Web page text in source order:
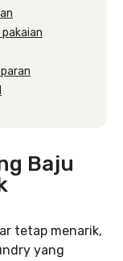
Baju
tetap menarik,
yang